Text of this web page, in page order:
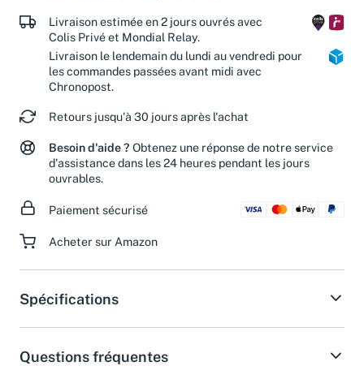
Livraison estimée en 2 jours ouvrés avec
Colis Privé et Mondial Relay.
Livraison le lendemain du lundi au vendredi pour
les commandes passées avant midi avec
Chronopost.
Retours jusqu'à 30 jours après l'achat
Besoin d'aide ? Obtenez une réponse de notre service
d'assistance dans les 24 heures pendant les jours
ouvrables.
Paiement sécurisé
Acheter sur Amazon
Spécifications
Questions fréquentes